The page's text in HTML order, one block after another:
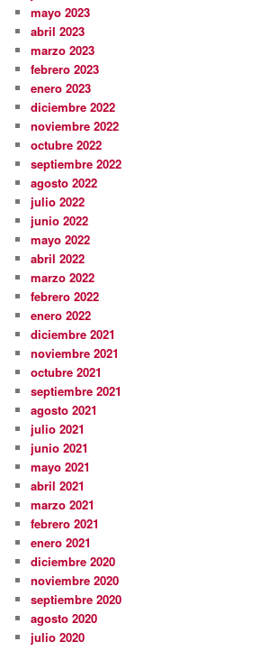
mayo 2023
abril 2023
marzo 2023
febrero 2023
enero 2023
diciembre 2022
noviembre 2022
octubre 2022
septiembre 2022
agosto 2022
julio 2022
junio 2022
mayo 2022
abril 2022
marzo 2022
febrero 2022
enero 2022
diciembre 2021
noviembre 2021
octubre 2021
septiembre 2021
agosto 2021
julio 2021
junio 2021
mayo 2021
abril 2021
marzo 2021
febrero 2021
enero 2021
diciembre 2020
noviembre 2020
septiembre 2020
agosto 2020
julio 2020